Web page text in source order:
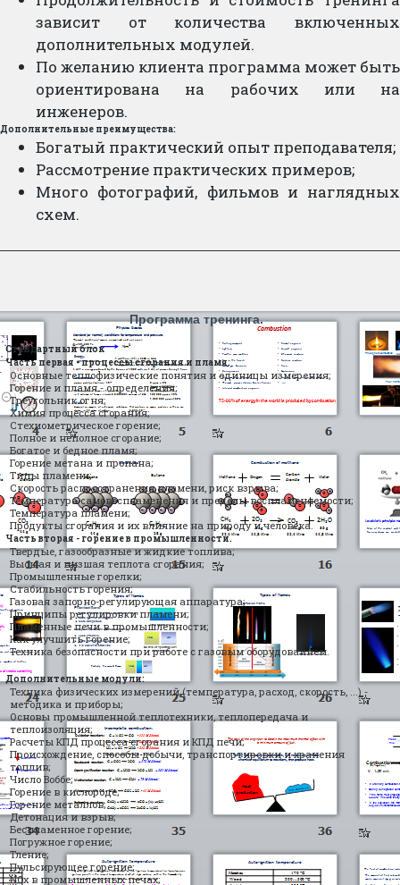
зависит от количества включенных
дополнительных модулей.
По желанию клиента программа может быть
ориентирована на рабочих или на
инженеров.
Дополнительные преимущества:
Богатый практический опыт преподавателя;
Рассмотрение практических примеров;
Много фотографий, фильмов и наглядных
схем.
Программа тренинга.
Стандартный блок
Часть первая - процессы сгорания и пламя.
Основные теплофизические понятия и единицы измерения;
Горение и пламя - определения;
Треугольник огня;
Химия процесса сгорания;
Стехиометрическое горение;
Полное и неполное сгорание;
Богатое и бедное пламя;
Горение метана и пропана;
Типы пламени;
Скорость распространения пламени, риск взрыва;
Температура самовоспламенения и пределы воспламеняемости;
Температура пламени;
Продукты сгорания и их влияние на природу и человека.
Часть вторая - горение в промышленности.
Твердые, газообразные и жидкие топлива;
Высшая и низшая теплота сгорания;
Промышленные горелки;
Стабильность горения;
Газовая запорно-регулирующая аппаратура;
Принципы регулировки пламени;
Пламенные печи в промышленности;
Как улучшить горение;
Техника безопасности при работе с газовым оборудоваинем.
Дополнительные модули:
Техника физических измерений (температура, расход, скорость, ...) -
методика и приборы;
Основы промышленной теплотехники, теплопередача и
теплоизоляция;
Расчеты КПД процесса сгорания и КПД печи;
Происхождение, способы добычи, транспортировки и хранения
топлив;
Число Воббе;
Горение в кислороде;
Горение металлов;
Детонация и взрыв;
Беспламенное горение;
Погружное горение;
Тление;
Пульсирующее горение;
NOx в промышленных печах;